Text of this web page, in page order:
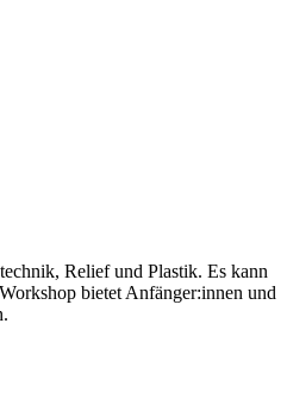
Relief und Plastik. Es kann
bietet Anfänger:innen und